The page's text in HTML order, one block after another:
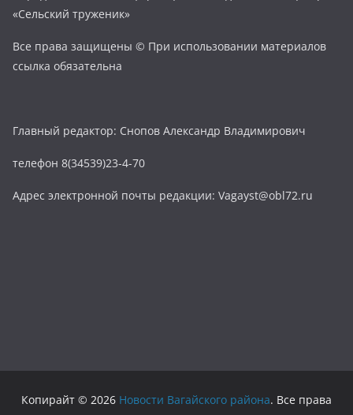
«Сельский труженик»
Все права защищены © При использовании материалов
ссылка обязательна
Главный редактор: Снопов Александр Владимирович
телефон 8(34539)23-4-70
Адрес электронной почты редакции: Vagayst@obl72.ru
Копирайт © 2026 Новости Вагайского района. Все права